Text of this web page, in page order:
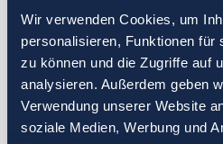
Wir verwenden Cookies, um
personalisieren, Funktionen für
zu können und die Zugriffe auf
analysieren. Außerdem geben
Verwendung unserer Website
soziale Medien, Werbung und